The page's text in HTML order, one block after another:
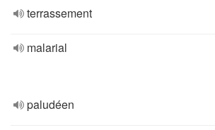
terrassement
malarial
paludéen